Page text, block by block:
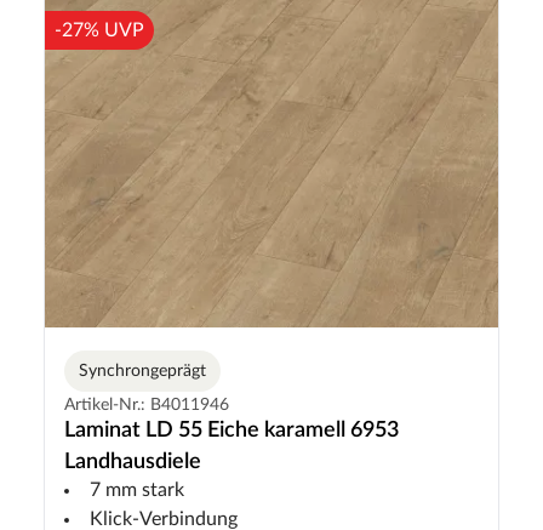
-27% UVP
Synchrongeprägt
Artikel-Nr.: B4011946
Laminat LD 55 Eiche karamell 6953
Landhausdiele
7 mm stark
Klick-Verbindung